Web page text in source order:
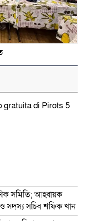
gratuita di Pirots 5
সমিতি; আহ্বায়ক
সদস্য সচিব শফিক খান